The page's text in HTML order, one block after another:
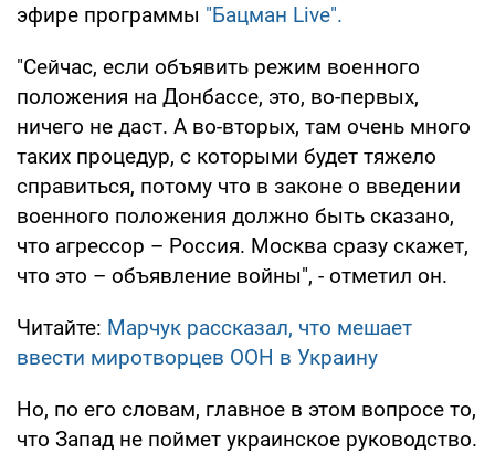
эфире программы "Бацман Live".
"Сейчас, если объявить режим военного
положения на Донбассе, это, во-первых,
ничего не даст. А во-вторых, там очень много
таких процедур, с которыми будет тяжело
справиться, потому что в законе о введении
военного положения должно быть сказано,
что агрессор – Россия. Москва сразу скажет,
что это – объявление войны", - отметил он.
Читайте: Марчук рассказал, что мешает
ввести миротворцев ООН в Украину
Но, по его словам, главное в этом вопросе то,
что Запад не поймет украинское руководство.